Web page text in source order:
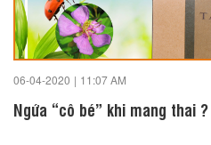
06-04-2020 | 11:07 AM
Ngứa “cô bé” khi mang thai ?